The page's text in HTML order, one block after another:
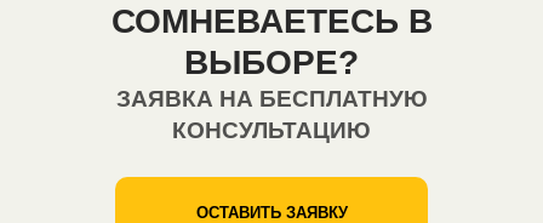
СОМНЕВАЕТЕСЬ В
ВЫБОРЕ?
ЗАЯВКА НА БЕСПЛАТНУЮ
КОНСУЛЬТАЦИЮ
ОСТАВИТЬ ЗАЯВКУ